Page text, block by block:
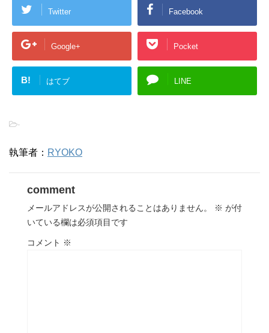
Twitter Facebook
Google+ Pocket
B! はてブ LINE
-
執筆者： RYOKO
comment
メールアドレスが公開されることはありません。 ※ が付
いている欄は必須項目です
コメント ※